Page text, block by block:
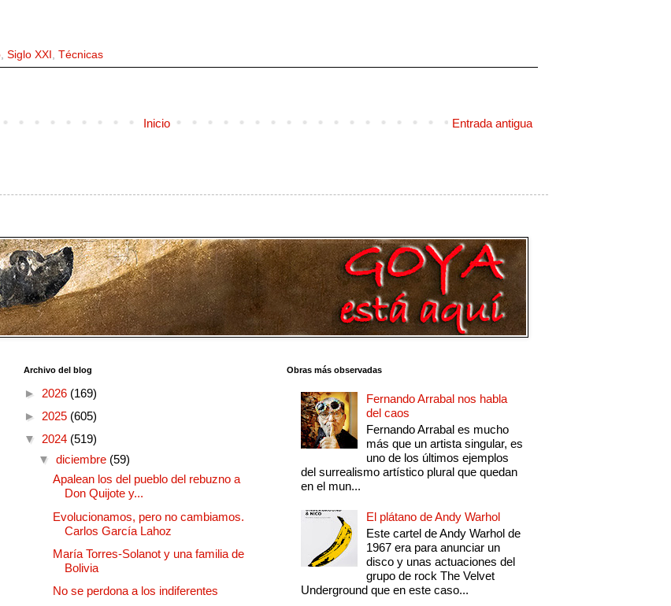
, Siglo XXI , Técnicas
Entrada antigua
Inicio
Archivo del blog
► 2026 (169)
► 2025 (605)
▼ 2024 (519)
▼ diciembre (59)
Apalean los del pueblo del rebuzno a
Don Quijote y...
Evolucionamos, pero no cambiamos.
Carlos García Lahoz
María Torres-Solanot y una familia de
Bolivia
No se perdona a los indiferentes
Obras más observadas
Fernando Arrabal nos habla
del caos
Fernando Arrabal es mucho
más que un artista singular, es
uno de los últimos ejemplos
del surrealismo artístico plural que quedan
en el mun...
El plátano de Andy Warhol
Este cartel de Andy Warhol de
1967 era para anunciar un
disco y unas actuaciones del
grupo de rock The Velvet
Underground que en este caso...